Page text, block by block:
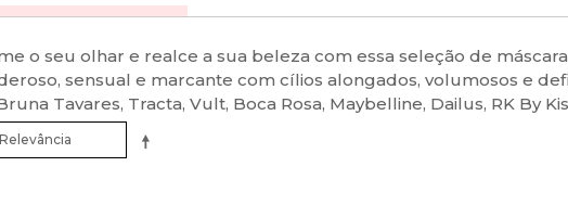
Acessórios
Demaquilante
Acessórios para pele
o seu olhar e realce a sua beleza com essa seleção de
sensual e marcante com cílios alongados, volumosos e
Tavares, Tracta, Vult, Boca Rosa, Maybelline, Dailus, RK By